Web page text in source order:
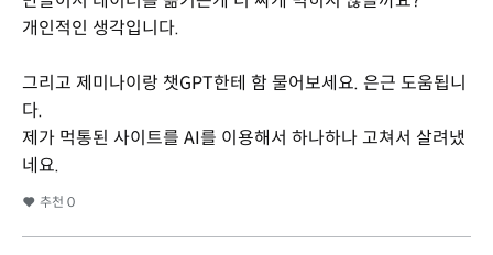
개인적인 생각입니다.
그리고 제미나이랑 챗GPT한테 함 물어보세요. 은근 도움됩니
다.
제가 먹통된 사이트를 AI를 이용해서 하나하나 고쳐서 살려냈
네요.
추천 0